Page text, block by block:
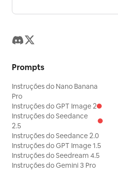
Prompts
Instruções do Nano Banana
Pro
Instruções do GPT Image 2
Instruções do Seedance
2.5
Instruções do Seedance 2.0
Instruções do GPT Image 1.5
Instruções do Seedream 4.5
Instruções do Gemini 3 Pro